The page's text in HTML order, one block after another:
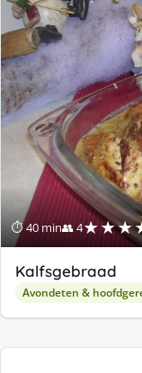
⏱ 40 min👥 4
Kalfsgebraad
Avondeten &